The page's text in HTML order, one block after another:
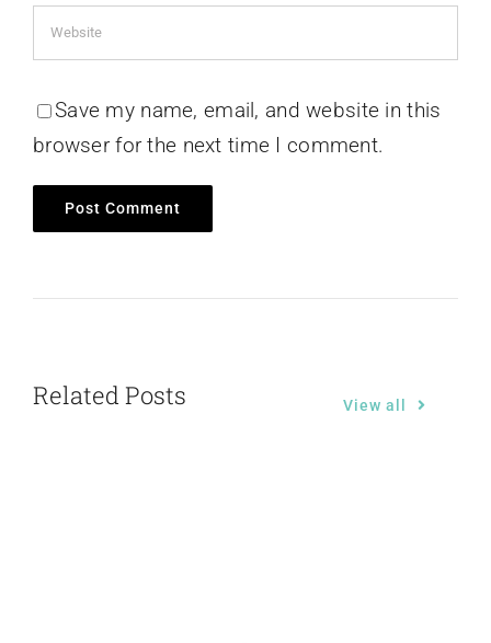
Save my name, email, and website in this
browser for the next time I comment.
Related Posts View all